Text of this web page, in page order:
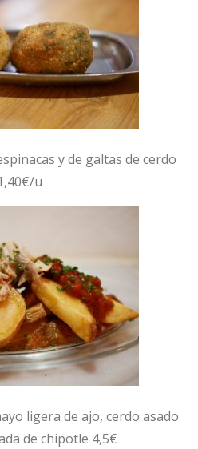
y de galtas de cerdo
u
ligera de ajo, cerdo asado
de chipotle 4,5€